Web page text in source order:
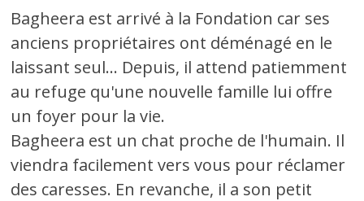
Bagheera est arrivé à la Fondation car ses
anciens propriétaires ont déménagé en le
laissant seul... Depuis, il attend patiemment
au refuge qu'une nouvelle famille lui offre
un foyer pour la vie.
Bagheera est un chat proche de l'humain. Il
viendra facilement vers vous pour réclamer
des caresses. En revanche, il a son petit